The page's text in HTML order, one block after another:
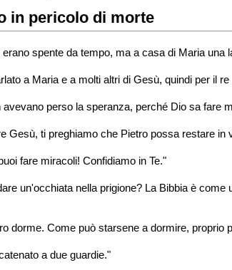
in pericolo di morte
spente da tempo, ma a casa di Maria
a Maria e a molti altri di Gesù, quindi per il
avevano perso la speranza, perché Dio sa fare
Gesù, ti preghiamo che Pietro possa restare in
fare miracoli! Confidiamo in Te."
un'occhiata nella prigione? La Bibbia è
dorme. Come può starsene a dormire, proprio
a due guardie."